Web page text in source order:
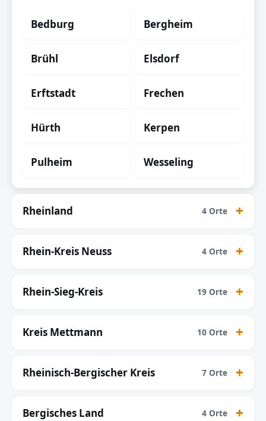
Bedburg Bergheim
Brühl Elsdorf
Erftstadt Frechen
Hürth Kerpen
Pulheim Wesseling
Rheinland 4 Orte
Rhein-Kreis Neuss 4 Orte
Rhein-Sieg-Kreis 19 Orte
Kreis Mettmann 10 Orte
Rheinisch-Bergischer Kreis 7 Orte
Bergisches Land 4 Orte